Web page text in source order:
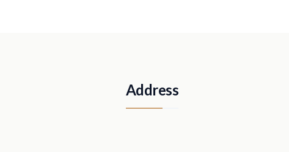
Address